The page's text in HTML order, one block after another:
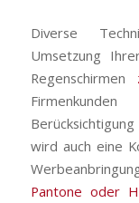
Diverse
Umsetzung
Regenschirmen
wird auch eine
Pantone oder